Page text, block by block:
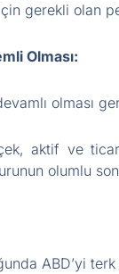
gerekli olan
Olması:
olması
aktif ve
olumlu
ABD’yi terk